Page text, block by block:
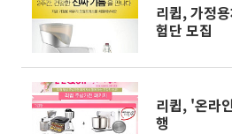
리큅, 가정
험단 모집
리큅, '온라
행